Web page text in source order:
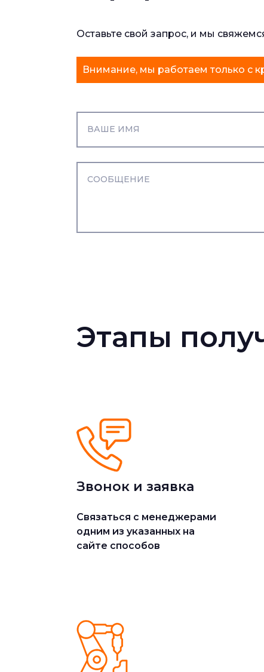
Оставьте свой запрос, и мы
Внимание, мы работаем только с
Этапы
Звонок и заявка
Cвязаться с менеджерами
одним из указанных на
сайте способов